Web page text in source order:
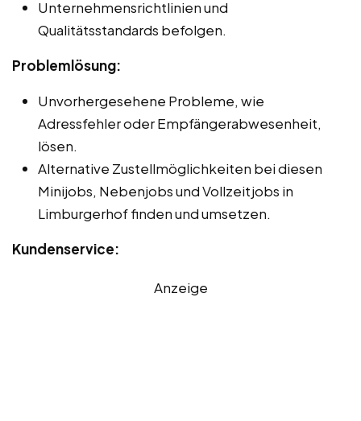
Unternehmensrichtlinien und
Qualitätsstandards befolgen.
Problemlösung:
Unvorhergesehene Probleme, wie
Adressfehler oder Empfängerabwesenheit,
lösen.
Alternative Zustellmöglichkeiten bei diesen
Minijobs, Nebenjobs und Vollzeitjobs in
Limburgerhof finden und umsetzen.
Kundenservice:
Anzeige